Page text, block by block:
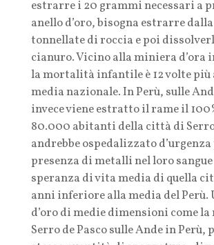
estrarre i 20 grammi necessari a
anello d’oro, bisogna estrarre
tonnellate di roccia e poi
cianuro. Vicino alla miniera d’ora
la mortalità infantile è 12 volte più
media nazionale. In Perù, sulle
invece viene estratto il rame il
80.000 abitanti della città di Serro
andrebbe ospedalizzato d’urgenza
presenza di metalli nel loro sangue
speranza di vita media di quella
anni inferiore alla media del Perù.
d’oro di medie dimensioni come
Serro de Pasco sulle Ande in Perù,